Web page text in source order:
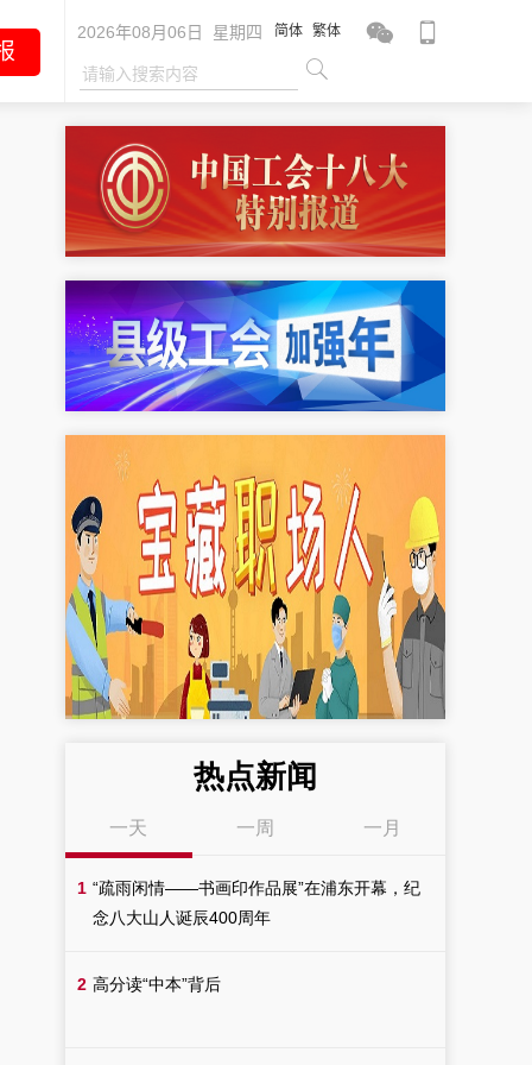
2026年08月06日 星期四 简体 繁体